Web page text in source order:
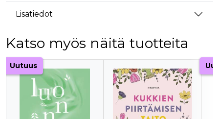
Lisätiedot
Katso myös näitä tuotteita
Tuoteluettelon alku
Uutuus